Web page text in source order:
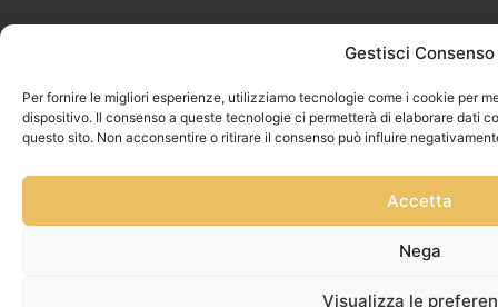
Gestisci Consenso
Per fornire le migliori esperienze, utilizziamo tecnologie come i cookie per
dispositivo. Il consenso a queste tecnologie ci permetterà di elaborare dati
questo sito. Non acconsentire o ritirare il consenso può influire
Accetta
Nega
Visualizza le